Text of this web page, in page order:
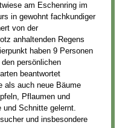
am Eschenring im
in gewohnt fachkundiger
von der
anhaltenden Regens
haben 9 Personen
persönlichen
beantwortet
als auch neue Bäume
Pflaumen und
und Schnitte gelernt.
und insbesondere